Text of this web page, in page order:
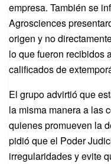
empresa. También se
Agrosciences
origen y no
lo que fueron recibidos
calificados de
El grupo advirtió que
la misma manera a las
quienes promueven la
pidió que el Poder
irregularidades y evite